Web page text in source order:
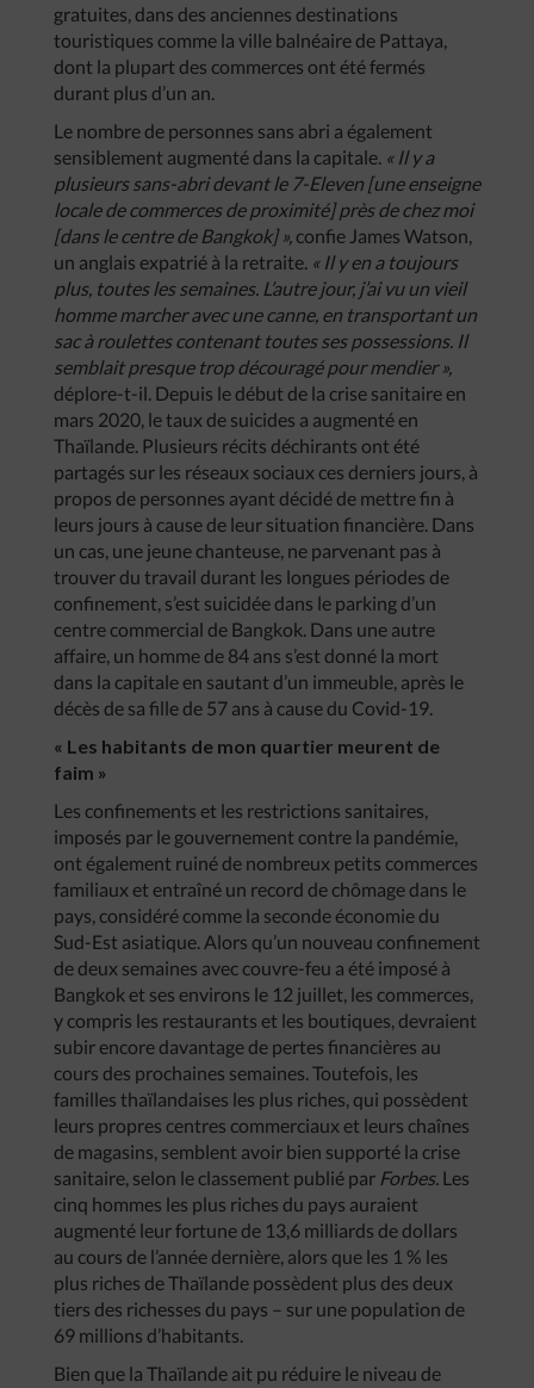
gratuites, dans des anciennes destinations
touristiques comme la ville balnéaire de Pattaya,
dont la plupart des commerces ont été fermés
durant plus d’un an.
Le nombre de personnes sans abri a également
sensiblement augmenté dans la capitale. « Il y a
plusieurs sans-abri devant le 7-Eleven [une enseigne
locale de commerces de proximité] près de chez moi
[dans le centre de Bangkok] », confie James Watson,
un anglais expatrié à la retraite. « Il y en a toujours
plus, toutes les semaines. L’autre jour, j’ai vu un vieil
homme marcher avec une canne, en transportant un
sac à roulettes contenant toutes ses possessions. Il
semblait presque trop découragé pour mendier »,
déplore-t-il. Depuis le début de la crise sanitaire en
mars 2020, le taux de suicides a augmenté en
Thaïlande. Plusieurs récits déchirants ont été
partagés sur les réseaux sociaux ces derniers jours, à
propos de personnes ayant décidé de mettre fin à
leurs jours à cause de leur situation financière. Dans
un cas, une jeune chanteuse, ne parvenant pas à
trouver du travail durant les longues périodes de
confinement, s’est suicidée dans le parking d’un
centre commercial de Bangkok. Dans une autre
affaire, un homme de 84 ans s’est donné la mort
dans la capitale en sautant d’un immeuble, après le
décès de sa fille de 57 ans à cause du Covid-19.
« Les habitants de mon quartier meurent de
faim »
Les confinements et les restrictions sanitaires,
imposés par le gouvernement contre la pandémie,
ont également ruiné de nombreux petits commerces
familiaux et entraîné un record de chômage dans le
pays, considéré comme la seconde économie du
Sud-Est asiatique. Alors qu’un nouveau confinement
de deux semaines avec couvre-feu a été imposé à
Bangkok et ses environs le 12 juillet, les commerces,
y compris les restaurants et les boutiques, devraient
subir encore davantage de pertes financières au
cours des prochaines semaines. Toutefois, les
familles thaïlandaises les plus riches, qui possèdent
leurs propres centres commerciaux et leurs chaînes
de magasins, semblent avoir bien supporté la crise
sanitaire, selon le classement publié par Forbes. Les
cinq hommes les plus riches du pays auraient
augmenté leur fortune de 13,6 milliards de dollars
au cours de l’année dernière, alors que les 1 % les
plus riches de Thaïlande possèdent plus des deux
tiers des richesses du pays – sur une population de
69 millions d’habitants.
Bien que la Thaïlande ait pu réduire le niveau de